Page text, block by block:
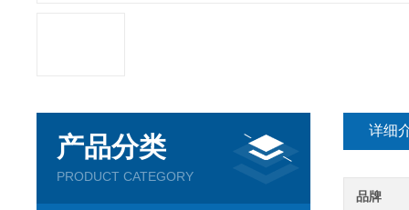
详细
品牌
产品分类
PRODUCT CATEGORY